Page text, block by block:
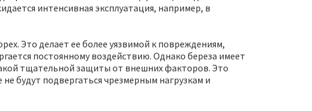
интенсивная эксплуатация, например, в
Это делает ее более уязвимой к повреждениям,
постоянному воздействию. Однако береза имеет
тщательной защиты от внешних факторов. Это
будут подвергаться чрезмерным нагрузкам и